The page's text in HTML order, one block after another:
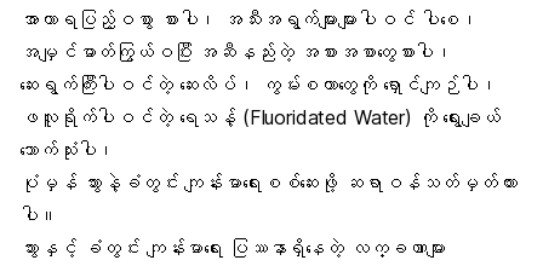
အာဟာရပြည့်ဝစွာ စားပါ၊ အသီးအရွက်များများပါဝင် ပါစေ၊
အမျှင်ဓာတ်ကြွယ်ဝပြီး အဆီနည်းတဲ့ အစားအစာတွေစားပါ၊
ဆေးရွက်ကြီးပါဝင်တဲ့ ဆေးလိပ်၊ ကွမ်းစတာတွေကို ရှောင်ကျဉ်ပါ၊
ဖလူရိုက်ပါဝင်တဲ့ ရေသန့် (Fluoridated Water) ကို ရွေးချယ်
သောက်သုံးပါ၊
ပုံမှန် သွားနဲ့ခံတွင်း ကျန်းမာရေးစစ်ဆေးဖို့ ဆရာဝန်သတ်မှတ်ထား
ပါ။
သွားနှင့် ခံတွင်း ကျန်းမာရေး ပြဿနာရှိနေတဲ့ လက္ခဏာများ